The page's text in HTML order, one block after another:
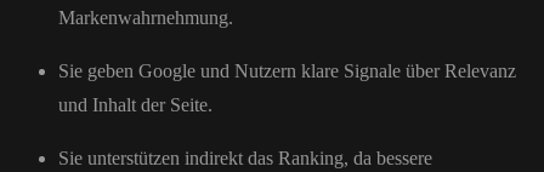
Markenwahrnehmung.
Sie geben Google und Nutzern klare Signale über Relevanz
und Inhalt der Seite.
Sie unterstützen indirekt das Ranking, da bessere